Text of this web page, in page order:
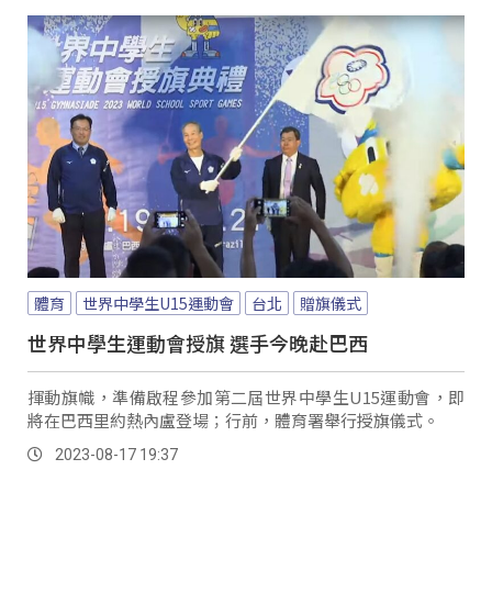
體育 世界中學生U15運動會 台北 贈旗儀式
世界中學生運動會授旗 選手今晚赴巴西
揮動旗幟，準備啟程參加第二屆世界中學生U15運動會，即
將在巴西里約熱內盧登場；行前，體育署舉行授旗儀式。
2023-08-17 19:37